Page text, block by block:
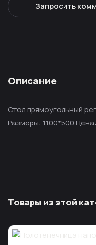
Запросить
Описание
Стол прямоугольный
Размеры: 1100*500 Цена:
Товары из этой